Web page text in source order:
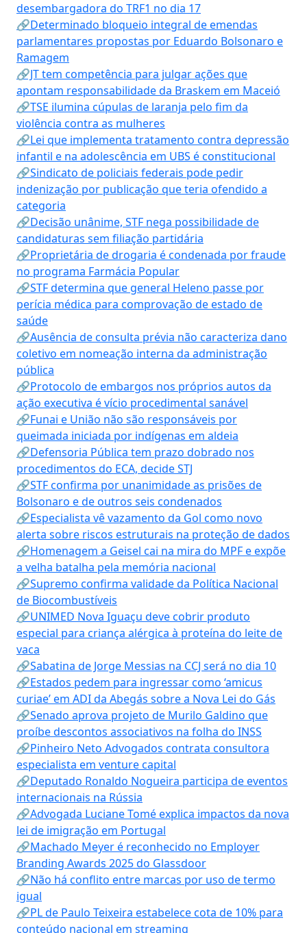
desembargadora do TRF1 no dia 17
🔗Determinado bloqueio integral de emendas
parlamentares propostas por Eduardo Bolsonaro e
Ramagem
🔗JT tem competência para julgar ações que
apontam responsabilidade da Braskem em Maceió
🔗TSE ilumina cúpulas de laranja pelo fim da
violência contra as mulheres
🔗Lei que implementa tratamento contra depressão
infantil e na adolescência em UBS é constitucional
🔗Sindicato de policiais federais pode pedir
indenização por publicação que teria ofendido a
categoria
🔗Decisão unânime, STF nega possibilidade de
candidaturas sem filiação partidária
🔗Proprietária de drogaria é condenada por fraude
no programa Farmácia Popular
🔗STF determina que general Heleno passe por
perícia médica para comprovação de estado de
saúde
🔗Ausência de consulta prévia não caracteriza dano
coletivo em nomeação interna da administração
pública
🔗Protocolo de embargos nos próprios autos da
ação executiva é vício procedimental sanável
🔗Funai e União não são responsáveis por
queimada iniciada por indígenas em aldeia
🔗Defensoria Pública tem prazo dobrado nos
procedimentos do ECA, decide STJ
🔗STF confirma por unanimidade as prisões de
Bolsonaro e de outros seis condenados
🔗Especialista vê vazamento da Gol como novo
alerta sobre riscos estruturais na proteção de dados
🔗Homenagem a Geisel cai na mira do MPF e expõe
a velha batalha pela memória nacional
🔗Supremo confirma validade da Política Nacional
de Biocombustíveis
🔗UNIMED Nova Iguaçu deve cobrir produto
especial para criança alérgica à proteína do leite de
vaca
🔗Sabatina de Jorge Messias na CCJ será no dia 10
🔗Estados pedem para ingressar como ‘amicus
curiae’ em ADI da Abegás sobre a Nova Lei do Gás
🔗Senado aprova projeto de Murilo Galdino que
proíbe descontos associativos na folha do INSS
🔗Pinheiro Neto Advogados contrata consultora
especialista em venture capital
🔗Deputado Ronaldo Nogueira participa de eventos
internacionais na Rússia
🔗Advogada Luciane Tomé explica impactos da nova
lei de imigração em Portugal
🔗Machado Meyer é reconhecido no Employer
Branding Awards 2025 do Glassdoor
🔗Não há conflito entre marcas por uso de termo
igual
🔗PL de Paulo Teixeira estabelece cota de 10% para
conteúdo nacional em streaming